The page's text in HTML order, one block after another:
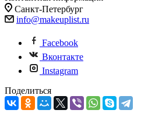
Санкт-Петербург
info@makeuplist.ru
Facebook
Вконтакте
Instagram
Поделиться